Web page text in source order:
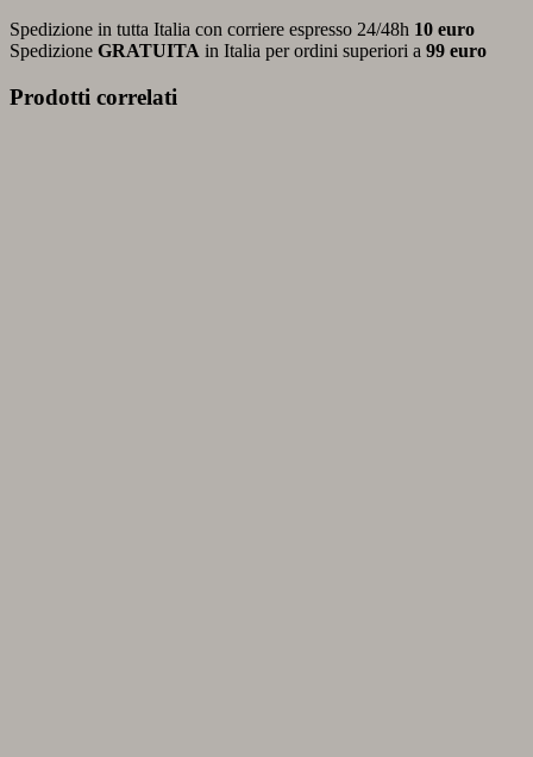
Spedizione in tutta Italia con corriere espresso 24/48h 10 euro
Spedizione GRATUITA in Italia per ordini superiori a 99 euro
Prodotti correlati